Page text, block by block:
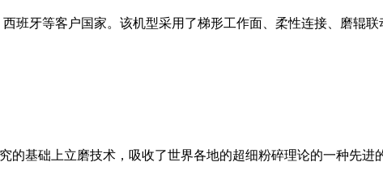
班牙等客户国家。该机型采用了梯形工作面、柔性连接、磨辊
的基础上立磨技术，吸收了世界各地的超细粉碎理论的一种先